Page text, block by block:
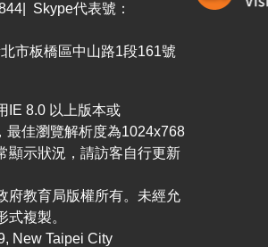
Skype代表號：
市板橋區中山路1段161號
IE 8.0 以上版本或
最佳瀏覽解析度為1024x768
顯示狀況，請訪客自行更新
府教育局版權所有。未經允
式複製。
New Taipei City